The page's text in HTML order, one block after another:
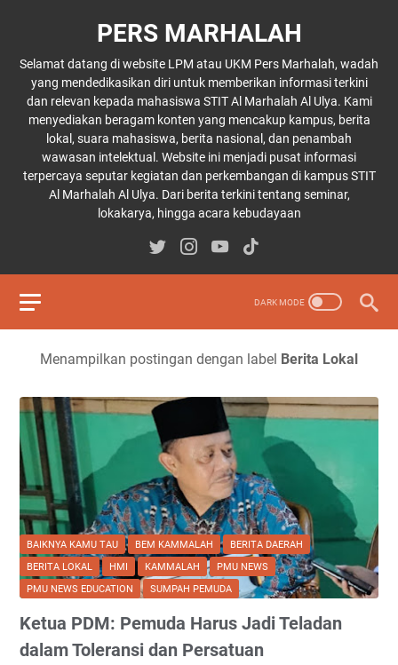
PERS MARHALAH
Selamat datang di website LPM atau UKM Pers Marhalah, wadah
yang mendedikasikan diri untuk memberikan informasi terkini
dan relevan kepada mahasiswa STIT Al Marhalah Al Ulya. Kami
menyediakan beragam konten yang mencakup kampus, berita
lokal, suara mahasiswa, berita nasional, dan penambah
wawasan intelektual. Website ini menjadi pusat informasi
terpercaya seputar kegiatan dan perkembangan di kampus STIT
Al Marhalah Al Ulya. Dari berita terkini tentang seminar,
lokakarya, hingga acara kebudayaan
Menampilkan postingan dengan label Berita Lokal
BAIKNYA KAMU TAU BEM KAMMALAH
BERITA DAERAH
BERITA LOKAL
HMI KAMMALAH
PMU NEWS
PMU NEWS EDUCATION
SUMPAH PEMUDA
Ketua PDM: Pemuda Harus Jadi Teladan
dalam Toleransi dan Persatuan